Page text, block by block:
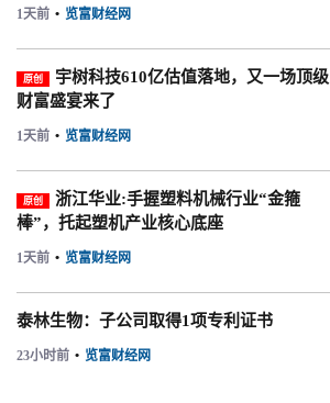
1天前 • 览富财经网
原创
宇树科技610亿估值落地，又一场顶级
财富盛宴来了
1天前 • 览富财经网
原创
浙江华业:手握塑料机械行业“金箍
棒”，托起塑机产业核心底座
1天前 • 览富财经网
泰林生物：子公司取得1项专利证书
23小时前 • 览富财经网